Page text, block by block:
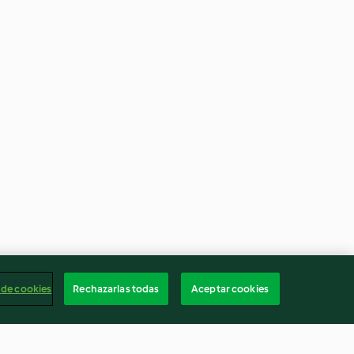
cookies Rechazarlas todas Aceptar cookies